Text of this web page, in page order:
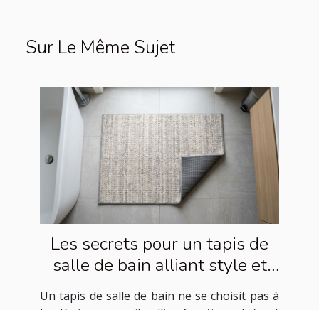
Sur Le Même Sujet
Les secrets pour un tapis de
salle de bain alliant style et
sécurité
Un tapis de salle de bain ne se choisit pas à